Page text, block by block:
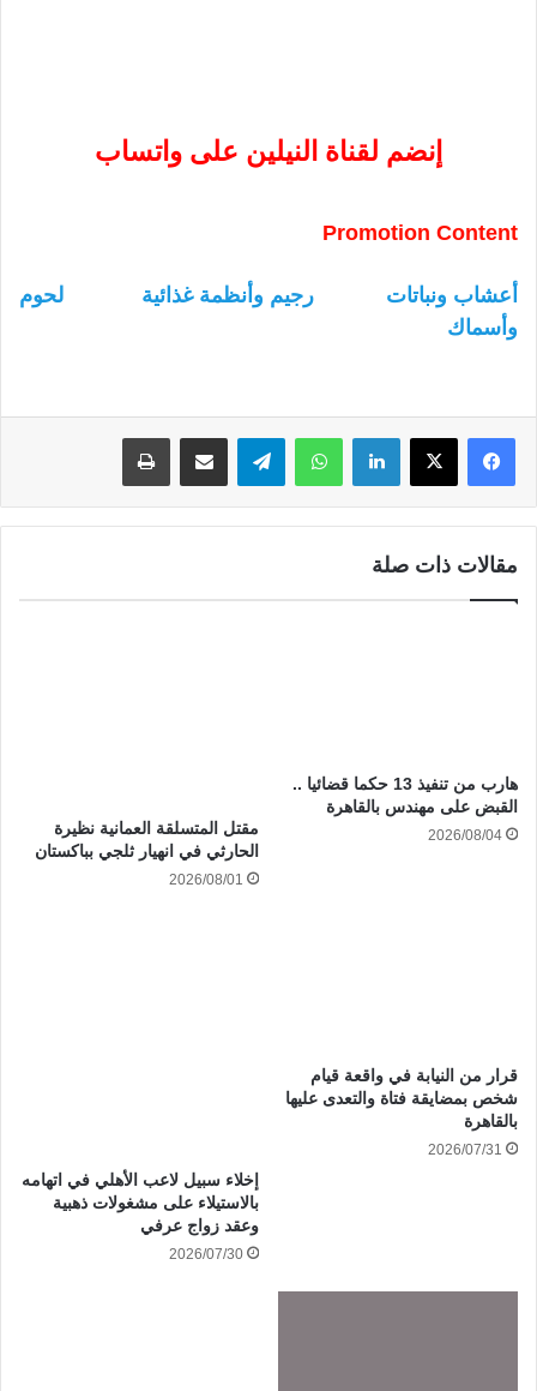
إنضم لقناة النيلين على واتساب
Promotion Content
أعشاب ونباتات رجيم وأنظمة غذائية
لحوم
وأسماك
لينكدإن واتساب
مقالات ذات صلة
هارب من تنفيذ 13 حكما قضائيا ..
القبض على مهندس بالقاهرة
2026/08/04
مقتل المتسلقة العمانية نظيرة
الحارثي في انهيار ثلجي بباكستان
2026/08/01
قرار من النيابة في واقعة قيام
شخص بمضايقة فتاة والتعدى عليها
بالقاهرة
2026/07/31
إخلاء سبيل لاعب الأهلي في اتهامه
بالاستيلاء على مشغولات ذهبية
وعقد زواج عرفي
2026/07/30